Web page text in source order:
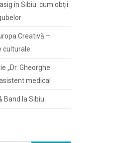
în Sibiu: cum obții
Creativă –
culturale
„Dr. Gheorghe
medical
Band la Sibiu